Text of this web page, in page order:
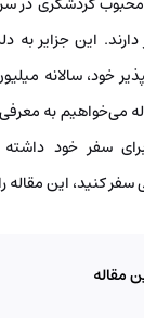
این جزایر به
خود، سالانه
به معرفی
برای سفر خود
کنید، این مقاله
مقاله